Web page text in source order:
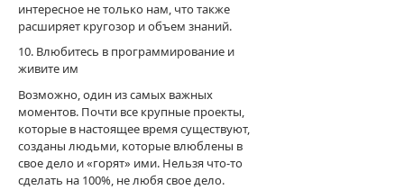
интересное не только нам, что также
расширяет кругозор и объем знаний.
10. Влюбитесь в программирование и
живите им
Возможно, один из самых важных
моментов. Почти все крупные проекты,
которые в настоящее время существуют,
созданы людьми, которые влюблены в
свое дело и «горят» ими. Нельзя что-то
сделать на 100%, не любя свое дело.